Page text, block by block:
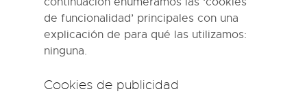
de funcionalidad’ principales con una
explicación de para qué las utilizamos:
ninguna.
Cookies de publicidad